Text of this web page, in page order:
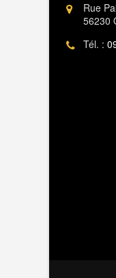
Rue
56230
Tél. :